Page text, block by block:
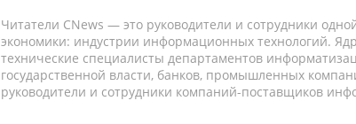
Читатели CNews — это руководители и сотрудники
экономики: индустрии информационных технологий.
технические специалисты департаментов
государственной власти, банков, промышленных
руководители и сотрудники компаний-поставщиков